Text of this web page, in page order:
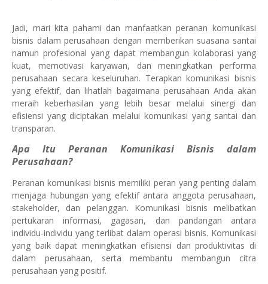
Jadi, mari kita pahami dan manfaatkan peranan komunikasi
bisnis dalam perusahaan dengan memberikan suasana santai
namun profesional yang dapat membangun kolaborasi yang
kuat, memotivasi karyawan, dan meningkatkan performa
perusahaan secara keseluruhan. Terapkan komunikasi bisnis
yang efektif, dan lihatlah bagaimana perusahaan Anda akan
meraih keberhasilan yang lebih besar melalui sinergi dan
efisiensi yang diciptakan melalui komunikasi yang santai dan
transparan.
Apa Itu Peranan Komunikasi Bisnis dalam
Perusahaan?
Peranan komunikasi bisnis memiliki peran yang penting dalam
menjaga hubungan yang efektif antara anggota perusahaan,
stakeholder, dan pelanggan. Komunikasi bisnis melibatkan
pertukaran informasi, gagasan, dan pandangan antara
individu-individu yang terlibat dalam operasi bisnis. Komunikasi
yang baik dapat meningkatkan efisiensi dan produktivitas di
dalam perusahaan, serta membantu membangun citra
perusahaan yang positif.